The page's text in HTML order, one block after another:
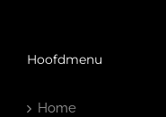
Hoofdmenu
Home